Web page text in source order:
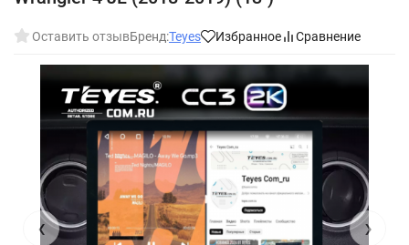
Оставить отзывБренд:Teyes Избранное Сравнение
‹ ›